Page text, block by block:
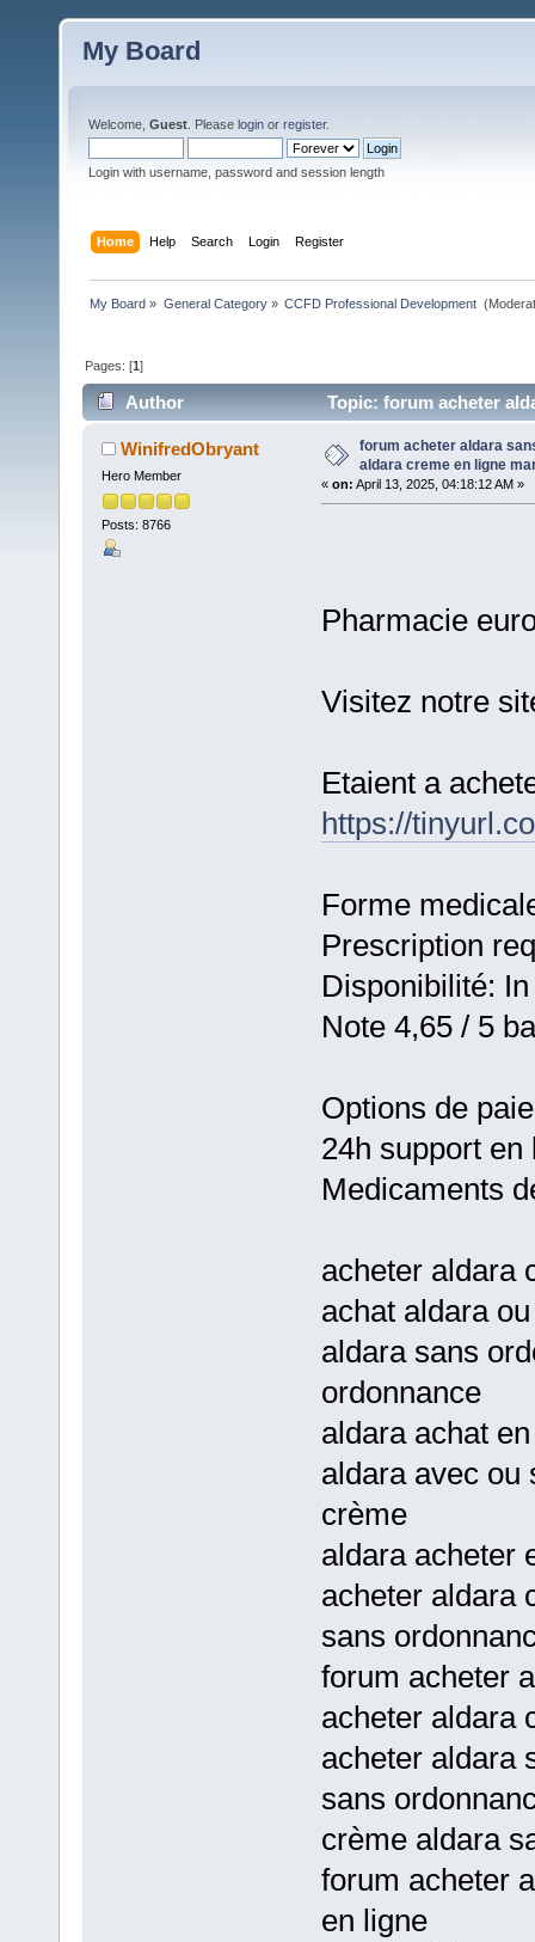
My Board
Welcome, Guest . Please login or register.
Login with username, password and session length
Home Help Search Login Register
My Board » General Category» CCFD Professional Development
Pages: [1]
Author
Topic: forum acheter
34 times)
WinifredObryant
Hero Member
Posts: 8766
forum acheter aldara
aldara creme en ligne
« on: April 13, 2025, 04:18:12 AM »
Pharmacie
Visitez notre
Etaient a
https://
Forme
Prescription
Disponibilité:
Note 4,65 / 5
Options de
24h support en
Medicaments
acheter aldara
achat aldara
aldara sans
ordonnance
aldara achat
aldara avec ou
crème
aldara acheter
acheter aldara
sans
forum acheter
acheter aldara
acheter aldara
sans
crème aldara
forum acheter
en ligne